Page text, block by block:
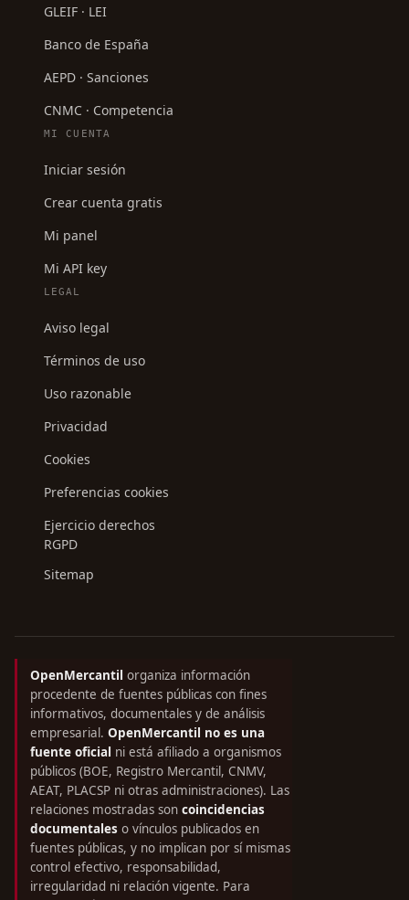
GLEIF · LEI
Banco de España
AEPD · Sanciones
CNMC · Competencia
MI CUENTA
Iniciar sesión
Crear cuenta gratis
Mi panel
Mi API key
LEGAL
Aviso legal
Términos de uso
Uso razonable
Privacidad
Cookies
Preferencias cookies
Ejercicio derechos
RGPD
Sitemap
OpenMercantil organiza información
procedente de fuentes públicas con fines
informativos, documentales y de análisis
empresarial. OpenMercantil no es una
fuente oficial ni está afiliado a organismos
públicos (BOE, Registro Mercantil, CNMV,
AEAT, PLACSP ni otras administraciones). Las
relaciones mostradas son coincidencias
documentaleso vínculos publicados en
fuentes públicas, y no implican por sí mismas
control efectivo, responsabilidad,
irregularidad ni relación vigente. Para